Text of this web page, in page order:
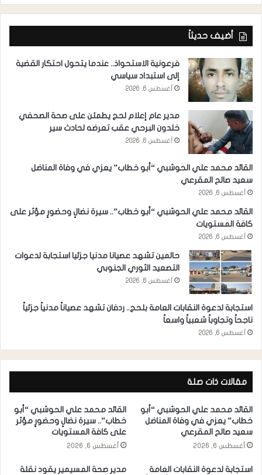
أضيف حديثاً
فرعونية الاستحواذ.. عندما يتحول احتكار القضية
إلى استبداد سياسي
أغسطس 6, 2026
مدير عام إعلام لحج يطمئن على صحة الصحفي
خلدون البرحي عقب تعرضه لحادث سير
أغسطس 6, 2026
القائد محمد علي الحوشبي “أبو خطاب” يعزي في وفاة المناضل
سعيد صالح المقرعي
أغسطس 6, 2026
القائد محمد علي الحوشبي “أبو خطاب”.. سيرة نضالٍ وحضورٍ مؤثر على
كافة المستويات
أغسطس 6, 2026
حالمين تشهد عصيانا مدنيا جزئيا استجابة لدعوات
التصعيد الثوري الجنوبي
أغسطس 6, 2026
استجابة لدعوة النقابات العامة بلحج.. ردفان تشهد عصياناً مدنياً جزئياً
ناجحاً وتجاوباً شعبياً واسعاً
أغسطس 6, 2026
مقالات ذات صلة
القائد محمد علي الحوشبي “أبو
خطاب” يعزي في وفاة المناضل
سعيد صالح المقرعي
أغسطس 6, 2026
القائد محمد علي الحوشبي “أبو
خطاب”.. سيرة نضالٍ وحضورٍ مؤثر
على كافة المستويات
أغسطس 6, 2026
استجابة لدعوة النقابات العامة مدير صحة المسيمير يقود نقلة